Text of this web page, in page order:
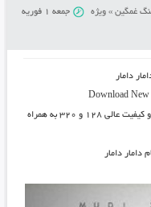
غمگین» ویژه
جمعه 1 فوریه
دامار
Download
با دو کیفیت عالی ۱۲۸ و ۳۲۰ به همراه
دامار دامار